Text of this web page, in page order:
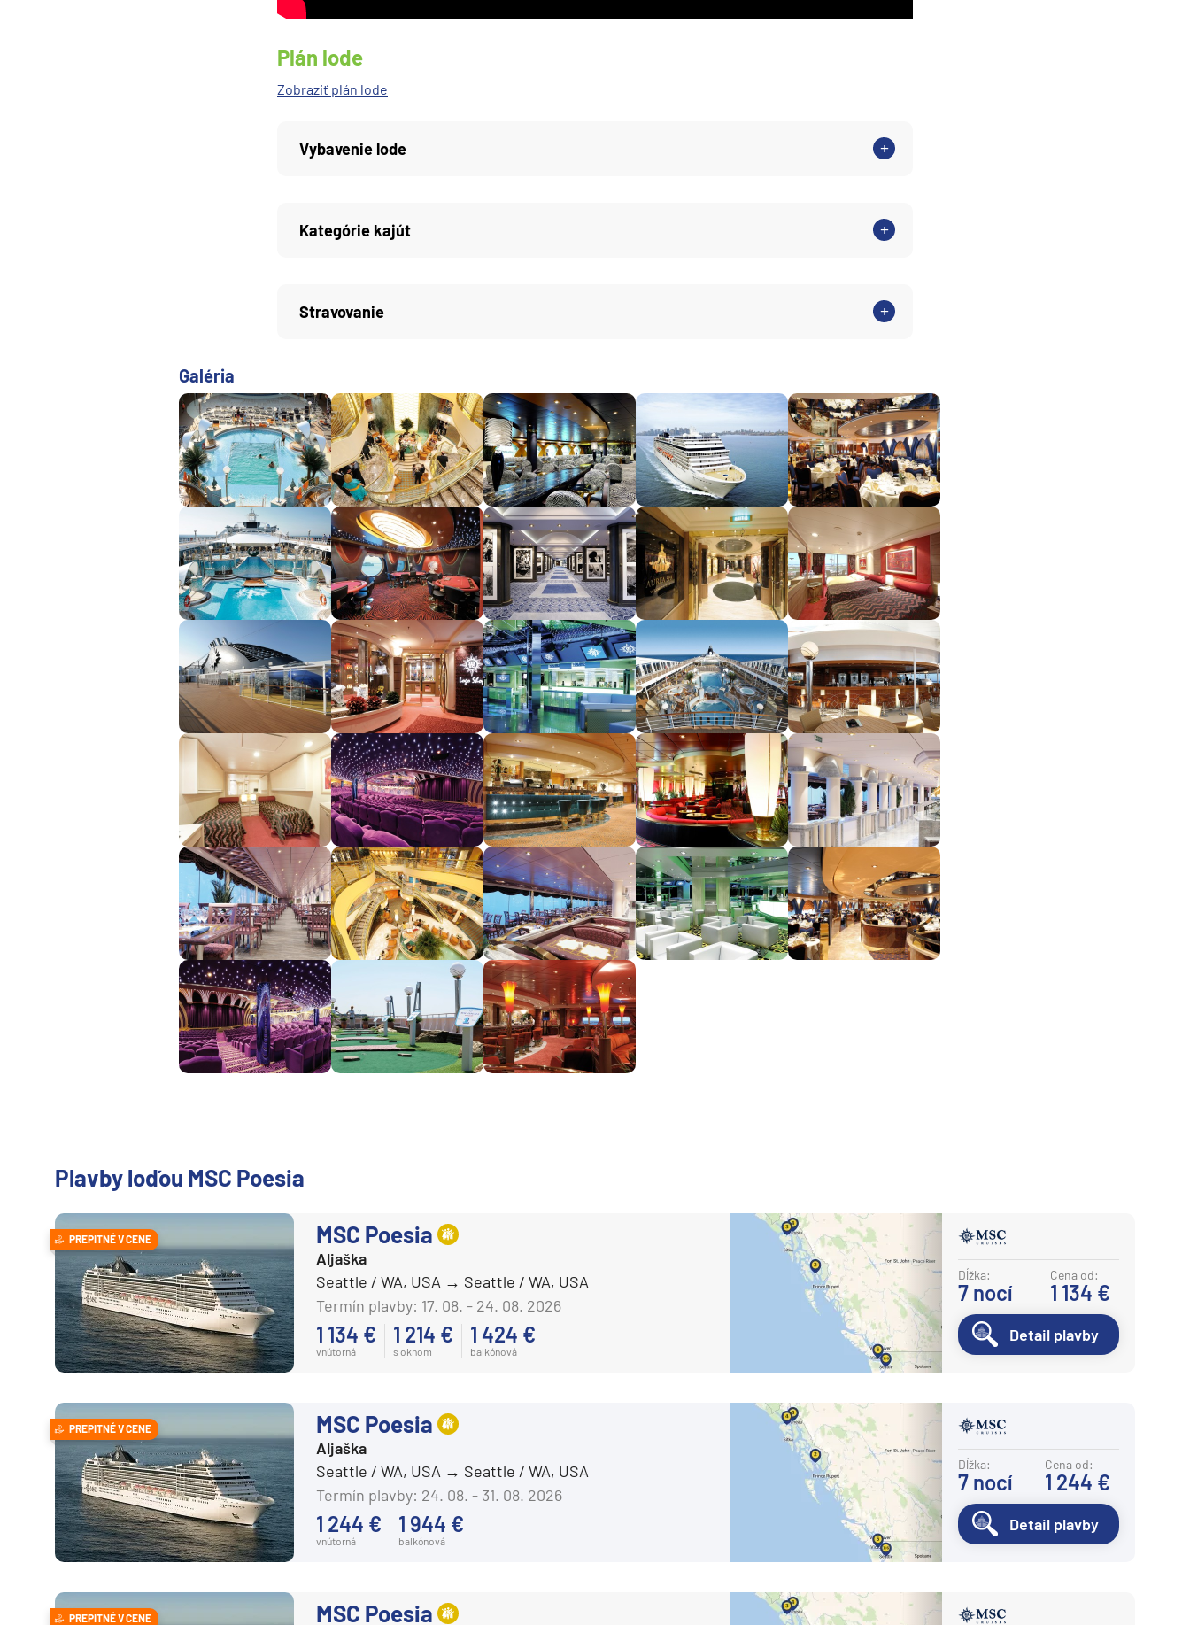
Západné pobrežie USA
Južná Amerika
Južná Amerika
Červené more
Afrika a Indický oceán
Afrika
Indický oceán
Seychely a Maurícius
Havaj a Južný Pacifik
Havajské ostrovy
Tahiti a Južný Pacifik
Repozičné plavby
Repozičné plavby
Transatlantické plavby
⇆ Panamský kanál
⇆ Pobrežie Európy
⇆ Suezský prieplav
Plavby okolo sveta
Plavba okolo sveta - segment
Plavby okolo sveta
Expedičné plavby
Antarktída
Arktída
Expedičné plavby
Galapágy
Potvrdiť
Plán lode
Zobraziť plán lode
Vybavenie lode
Kategórie kajút
Stravovanie
Galéria
Plavby loďou MSC Poesia
PREPITNÉ V CENE MSC Poesia
Aljaška
Seattle / WA, USA
Seattle / WA, USA
Termín plavby: 17. 08. - 24. 08. 2026
1 134 €
vnútorná
1 214 €
s oknom
1 424 €
balkónová
Dĺžka:
7 nocí
Cena od:
1 134 €
Detail plavby
PREPITNÉ V CENE MSC Poesia
Aljaška
Seattle / WA, USA
Seattle / WA, USA
Termín plavby: 24. 08. - 31. 08. 2026
1 244 €
vnútorná
1 944 €
balkónová
Dĺžka:
7 nocí
Cena od:
1 244 €
Detail plavby
PREPITNÉ V CENE MSC Poesia